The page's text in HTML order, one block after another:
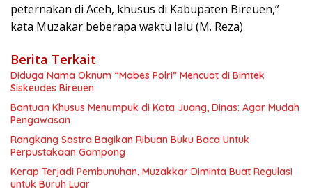
peternakan di Aceh, khusus di Kabupaten Bireuen,”
kata Muzakar beberapa waktu lalu (M. Reza)
Berita Terkait
Diduga Nama Oknum “Mabes Polri” Mencuat di Bimtek
Siskeudes Bireuen
Bantuan Khusus Menumpuk di Kota Juang, Dinas: Agar Mudah
Pengawasan
Rangkang Sastra Bagikan Ribuan Buku Baca Untuk
Perpustakaan Gampong
Kerap Terjadi Pembunuhan, Muzakkar Diminta Buat Regulasi
untuk Buruh Luar